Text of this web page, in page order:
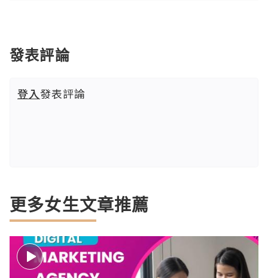
發表評論
登入發表評論
更多女生文章推薦